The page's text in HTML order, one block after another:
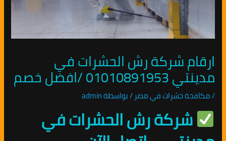
ارقام شركة رش الحشرات في
مدينتي 01010891953 /افضل خصم
/مكافحة حشرات في مصر / بواسطةadmin
شركة رش الحشرات في